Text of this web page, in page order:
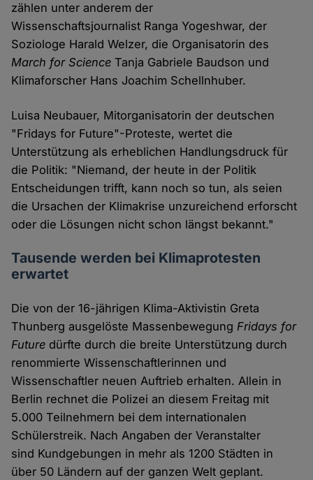
zählen unter anderem der
Wissenschaftsjournalist Ranga Yogeshwar, der
Soziologe Harald Welzer, die Organisatorin des
March for Science Tanja Gabriele Baudson und
Klimaforscher Hans Joachim Schellnhuber.
Luisa Neubauer, Mitorganisatorin der deutschen
"Fridays for Future"-Proteste, wertet die
Unterstützung als erheblichen Handlungsdruck für
die Politik: "Niemand, der heute in der Politik
Entscheidungen trifft, kann noch so tun, als seien
die Ursachen der Klimakrise unzureichend erforscht
oder die Lösungen nicht schon längst bekannt."
Tausende werden bei Klimaprotesten
erwartet
Die von der 16-jährigen Klima-Aktivistin Greta
Thunberg ausgelöste MassenbewegungFridays for
Future dürfte durch die breite Unterstützung durch
renommierte Wissenschaftlerinnen und
Wissenschaftler neuen Auftrieb erhalten. Allein in
Berlin rechnet die Polizei an diesem Freitag mit
5.000 Teilnehmern bei dem internationalen
Schülerstreik. Nach Angaben der Veranstalter
sind Kundgebungen in mehr als 1200 Städten in
über 50 Ländern auf der ganzen Welt geplant.